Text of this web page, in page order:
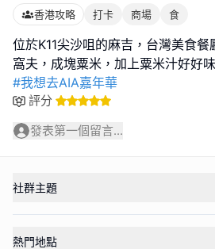
香港攻略 打卡 商場 食
位於K11尖沙咀的麻吉，台灣美食
#我想去AIA嘉年華
評分
發表第一個留言...
社群主題
熱門地點